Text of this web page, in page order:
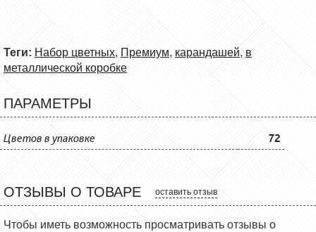
Теги: Набор цветных, Премиум, карандашей, в
металлической коробке
ПАРАМЕТРЫ
Цветов в упаковке 72
ОТЗЫВЫ О ТОВАРЕ оставить отзыв
Чтобы иметь возможность просматривать отзывы о